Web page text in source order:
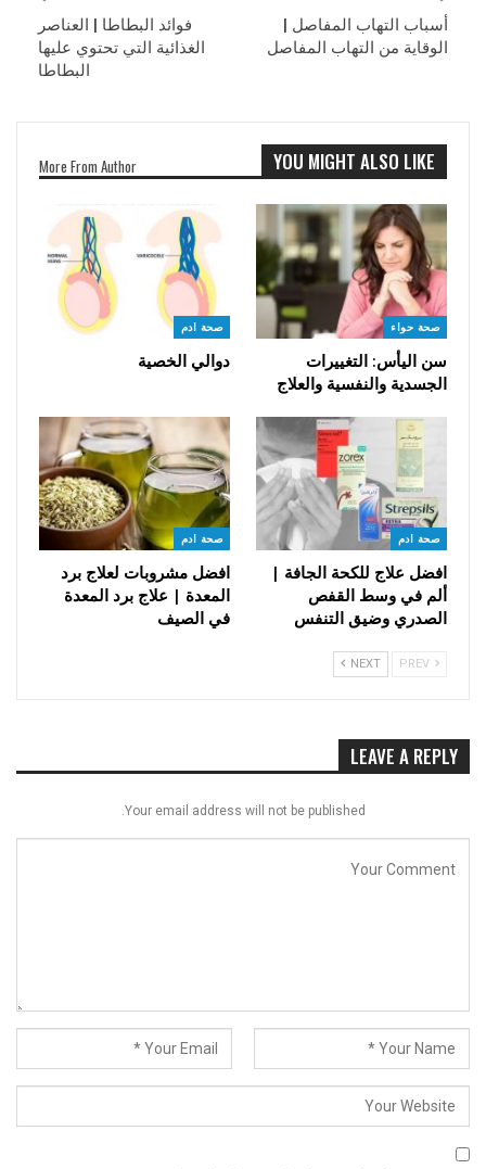
أسباب التهاب المفاصل |
الوقاية من التهاب المفاصل
فوائد البطاطا | العناصر
الغذائية التي تحتوي عليها
البطاطا
YOU MIGHT ALSO LIKE
More From Author
صحة حواء
سن اليأس: التغييرات
الجسدية والنفسية والعلاج
صحة ادم
دوالي الخصية
صحة ادم
افضل علاج للكحة الجافة |
ألم في وسط القفص
الصدري وضيق التنفس
صحة ادم
افضل مشروبات لعلاج برد
المعدة | علاج برد المعدة
في الصيف
NEXT
LEAVE A REPLY
Your email address will not be published.